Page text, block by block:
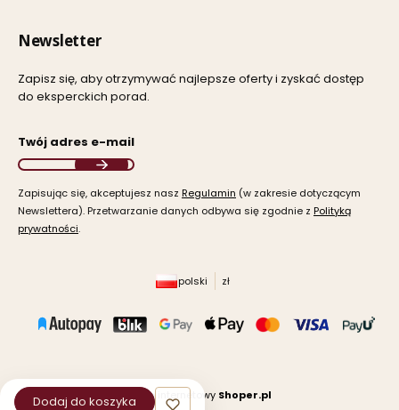
Newsletter
Zapisz się, aby otrzymywać najlepsze oferty i zyskać dostęp
do eksperckich porad.
Twój adres e-mail
Zapisując się, akceptujesz nasz ​ Regulamin ​​​ (w zakresie dotyczącym
Newslettera). Przetwarzanie danych odbywa się zgodnie z ​ Polityką
prywatności​​​.
polski zł
Sklep internetowy Shoper.pl
Dodaj do koszyka